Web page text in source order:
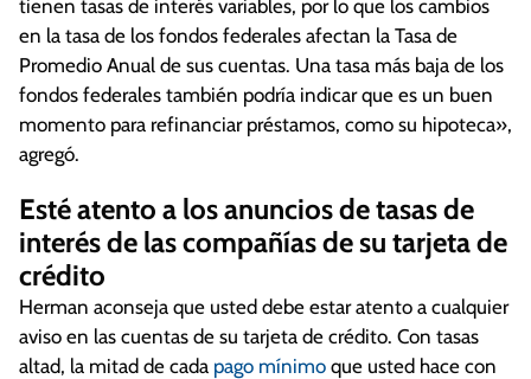
tienen tasas de interés variables, por lo que los cambios
en la tasa de los fondos federales afectan la Tasa de
Promedio Anual de sus cuentas. Una tasa más baja de los
fondos federales también podría indicar que es un buen
momento para refinanciar préstamos, como su hipoteca»,
agregó.
Esté atento a los anuncios de tasas de
interés de las compañías de su tarjeta de
crédito
Herman aconseja que usted debe estar atento a cualquier
aviso en las cuentas de su tarjeta de crédito. Con tasas
altad, la mitad de cada pago mínimo que usted hace con